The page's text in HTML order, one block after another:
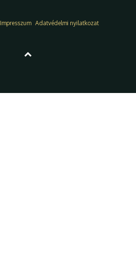
Impresszum Adatvédelmi nyilatkozat